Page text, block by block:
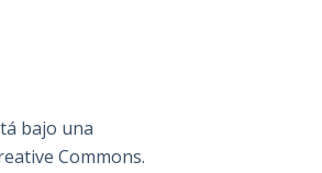
bajo una
Commons.